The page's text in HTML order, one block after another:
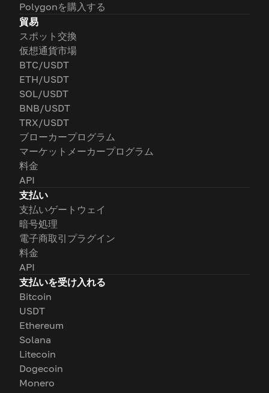
Polygonを購入する
貿易
スポット交換
仮想通貨市場
BTC/USDT
ETH/USDT
SOL/USDT
BNB/USDT
TRX/USDT
ブローカープログラム
マーケットメーカープログラム
料金
API
支払い
支払いゲートウェイ
暗号処理
電子商取引プラグイン
料金
API
支払いを受け入れる
Bitcoin
USDT
Ethereum
Solana
Litecoin
Dogecoin
Monero